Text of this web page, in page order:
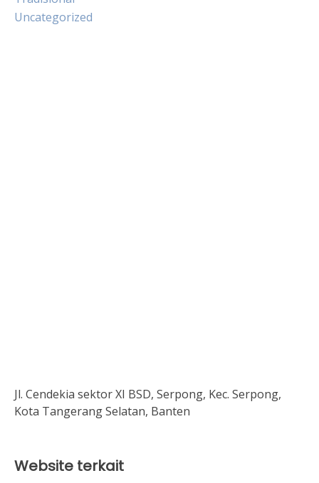
Uncategorized
Jl. Cendekia sektor XI BSD, Serpong, Kec. Serpong,
Kota Tangerang Selatan, Banten
Website terkait